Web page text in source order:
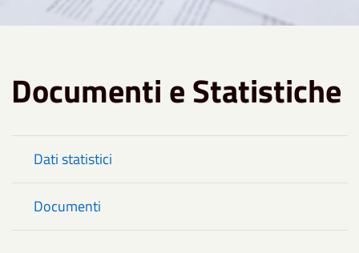
Documenti e Statistiche
Dati statistici
Documenti